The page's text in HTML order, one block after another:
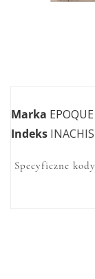
Marka EPOQUE
Indeks INACHIS
Specyficzne kody